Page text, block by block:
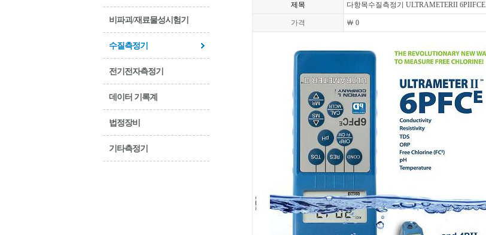
비파괴/재료물성시험기
수질측정기
전기전자측정기
데이터 기록계
법정장비
기타측정기
제목 다항목수질측정기 ULTRAMETERII 6PIIFCE
가격 ￦ 0